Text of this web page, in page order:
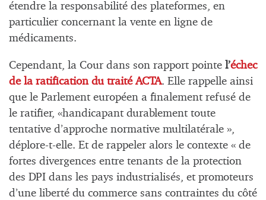
étendre la responsabilité des plateformes, en
particulier concernant la vente en ligne de
médicaments.
Cependant, la Cour dans son rapport pointe l’échec
de la ratification du traité ACTA. Elle rappelle ainsi
que le Parlement européen a finalement refusé de
le ratifier, «handicapant durablement toute
tentative d’approche normative multilatérale »,
déplore-t-elle. Et de rappeler alors le contexte « de
fortes divergences entre tenants de la protection
des DPI dans les pays industrialisés, et promoteurs
d’une liberté du commerce sans contraintes du côté